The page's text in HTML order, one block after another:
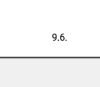
9.6.